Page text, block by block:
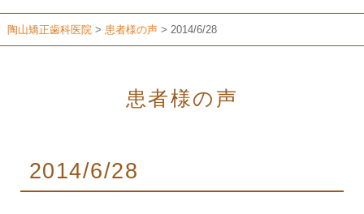
陶山矯正歯科医院 > 患者様の声 > 2014/6/28
患者様の声
2014/6/28